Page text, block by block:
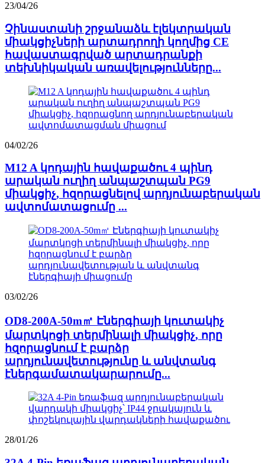
23/04/26
Չինաստանի շրջանաձև էլեկտրական
միակցիչների արտադրողի կողմից CE
հավաստագրված արտադրանքի
տեխնիկական առավելությունները...
04/02/26
M12 A կոդային հավաքածու 4 պինդ
արական ուղիղ անպաշտպան PG9
միակցիչ, հզորացնելով արդյունաբերական
ավտոմատացումը ...
03/02/26
OD8-200A-50m㎡ Էներգիայի կուտակիչ
մարտկոցի տերմինալի միակցիչ, որը
հզորացնում է բարձր
արդյունավետությունը և անվտանգ
էներգամատակարարումը...
28/01/26